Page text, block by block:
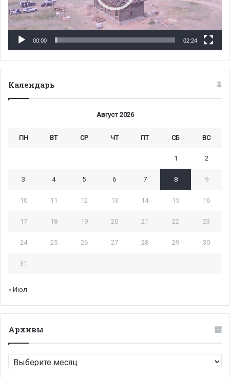
00:00 02:24
Календарь
Август 2026
ПН ВТ СР ЧТ ПТ СБ ВС
1 2
3 4 5 6 7 8 9
10 11 12 13 14 15 16
17 18 19 20 21 22 23
24 25 26 27 28 29 30
31
« Июл
Архивы
Архивы